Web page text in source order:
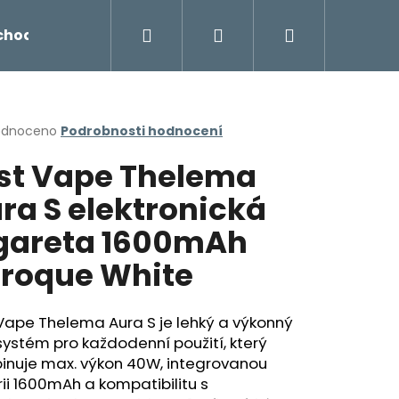
Napište námPřihlášení
Podrobnosti hodnocení
Vape Thelema
S elektronická
1600mAh
White
Thelema Aura S je lehký a výkonný
pro každodenní použití, který
max. výkon 40W, integrovanou
1600mAh a kompatibilitu s
Následující